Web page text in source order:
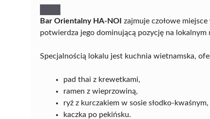
Bar Orientalny HA-NOI zajmuje czołowe
potwierdza jego dominującą pozycję na lokalnym
Specjalnością lokalu jest kuchnia wietnamska,
pad thai z krewetkami,
ramen z wieprzowiną,
ryż z kurczakiem w sosie słodko-kwaśnym,
kaczka po pekińsku.